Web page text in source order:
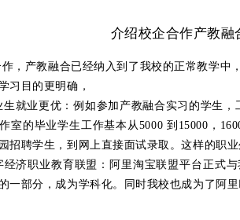
介绍校企合作产教融
，产教融合已经纳入到了我校的正常教学中
习目的更明确，
生就业更优：例如参加产教融合实习的学生
室的毕业学生工作基本从5000 到15000，
招聘学生，到网上直接面试录取。这样的职
经济职业教育联盟：阿里淘宝联盟平台正式
一部分，成为学科化。同时我校也成为了阿